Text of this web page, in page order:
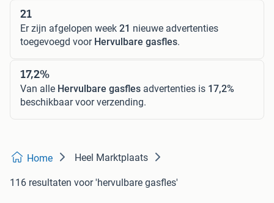
21
Er zijn afgelopen week 21 nieuwe advertenties
toegevoegd voor Hervulbare gasfles.
17,2%
Van alle Hervulbare gasfles advertenties is 17,2%
beschikbaar voor verzending.
Home Heel Marktplaats
116 resultaten voor 'hervulbare gasfles'